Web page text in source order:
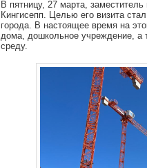
В пятницу, 27 марта,
Кингисепп. Целью его визита
города. В настоящее время на
дома, дошкольное учреждение,
среду.